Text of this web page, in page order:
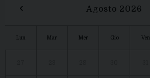
‹ Agosto 2026
Lun Mar Mer Gio Ven